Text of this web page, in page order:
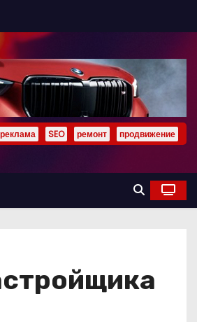
реклама SEO ремонт продвижение